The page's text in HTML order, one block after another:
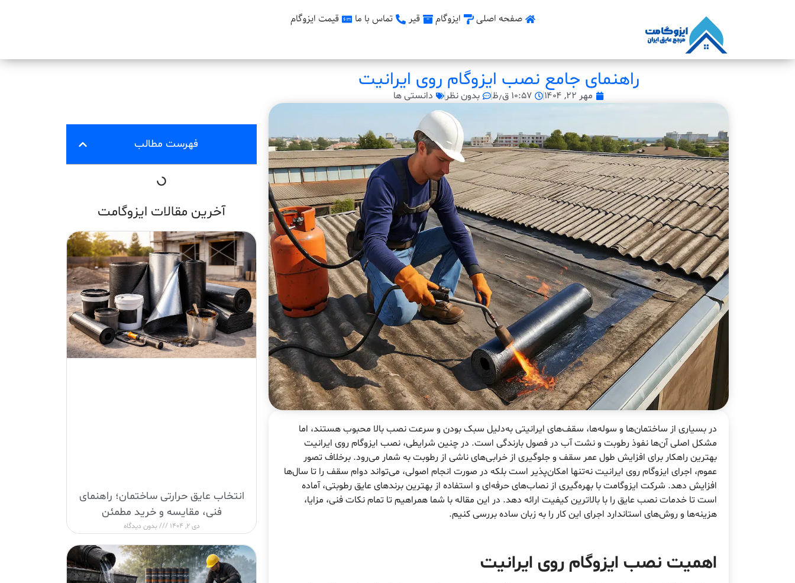
صفحه اصلی ایزوگام قیر تماس با ما قیمت ایزوگام
راهنمای جامع نصب ایزوگام روی ایرانیت
مهر ۲۲, ۱۴۰۴ ۱۰:۵۷ ق٫ظ بدون نظر دانستی ها
در بسیاری از ساختمان‌ها و سوله‌ها، سقف‌های ایرانیتی به‌دلیل سبک بودن و سرعت نصب بالا محبوب هستند، اما
مشکل اصلی آن‌ها نفوذ رطوبت و نشت آب در فصول بارندگی است. در چنین شرایطی، نصب ایزوگام روی ایرانیت
بهترین راهکار برای افزایش طول عمر سقف و جلوگیری از خرابی‌های ناشی از رطوبت به شمار می‌رود. برخلاف تصور
عموم، اجرای ایزوگام روی ایرانیت نه‌تنها امکان‌پذیر است بلکه در صورت انجام اصولی، می‌تواند دوام سقف را تا سال‌ها
افزایش دهد. شرکت ایزوگامت با بهره‌گیری از نصاب‌های حرفه‌ای و استفاده از بهترین برندهای عایق رطوبتی، آماده
است تا خدمات نصب عایق را با بالاترین کیفیت ارائه دهد. در این مقاله با شما همراهیم تا تمام نکات فنی، مزایا،
هزینه‌ها و روش‌های استاندارد اجرای این کار را به زبان ساده بررسی کنیم.
اهمیت نصب ایزوگام روی ایرانیت
فهرست مطالب
آخرین مقالات ایزوگامت
انتخاب عایق حرارتی ساختمان؛ راهنمای
فنی، مقایسه و خرید مطمئن
دی 2, 1404 بدون دیدگاه